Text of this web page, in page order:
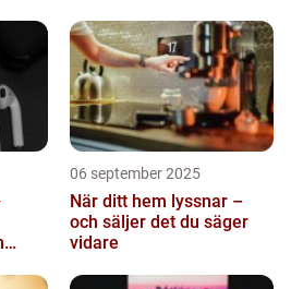
06 september 2025
När ditt hem lyssnar –
och säljer det du säger
vidare